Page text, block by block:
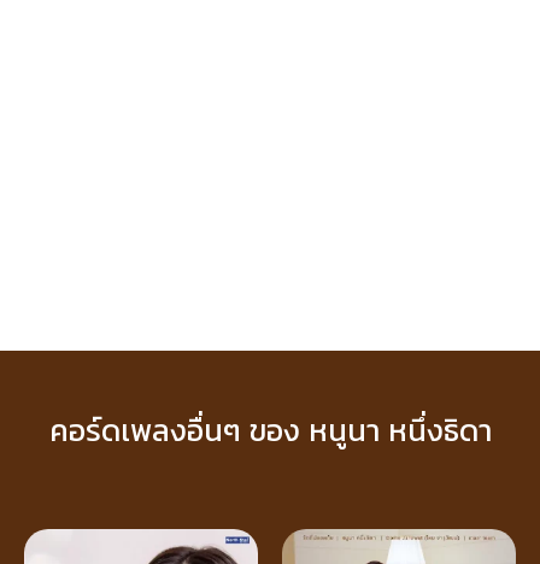
คอร์ดเพลงอื่นๆ ของ หนูนา หนึ่งธิดา